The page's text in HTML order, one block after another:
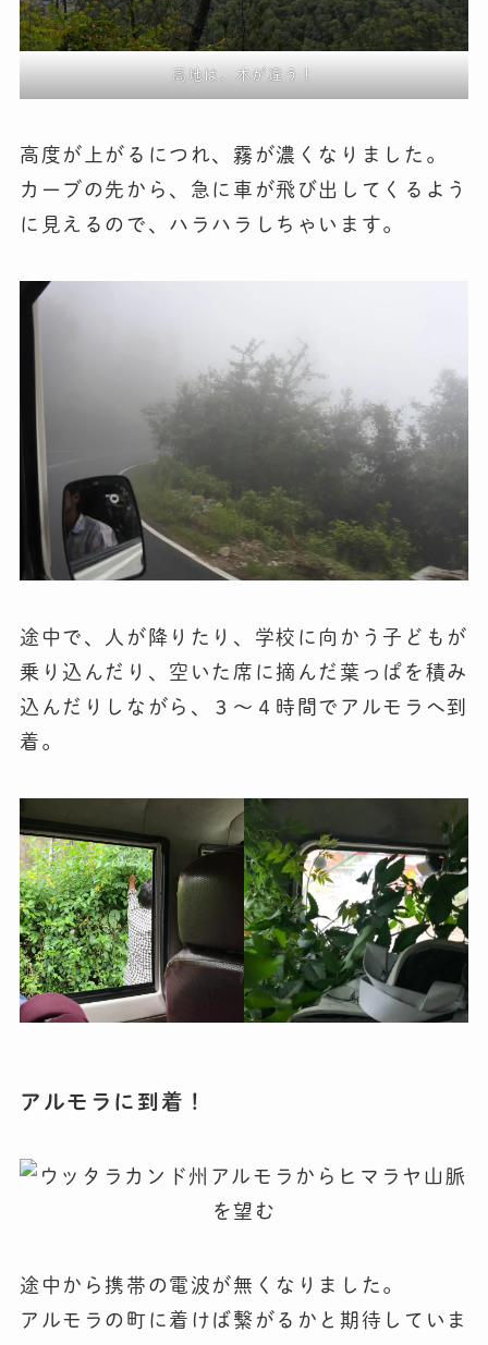
高地は、木が違う！
高度が上がるにつれ、霧が濃くなりました。
カーブの先から、急に車が飛び出してくるよう
に見えるので、ハラハラしちゃいます。
途中で、人が降りたり、学校に向かう子どもが
乗り込んだり、空いた席に摘んだ葉っぱを積み
込んだりしながら、３〜４時間でアルモラへ到
着。
アルモラに到着！
途中から携帯の電波が無くなりました。
アルモラの町に着けば繋がるかと期待していま